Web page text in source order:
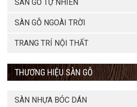
SÀN GỖ TỰ NHIÊN
SÀN GỖ NGOÀI TRỜI
TRANG TRÍ NỘI THẤT
THƯƠNG HIỆU SÀN GỖ
SÀN NHỰA BÓC DÁN